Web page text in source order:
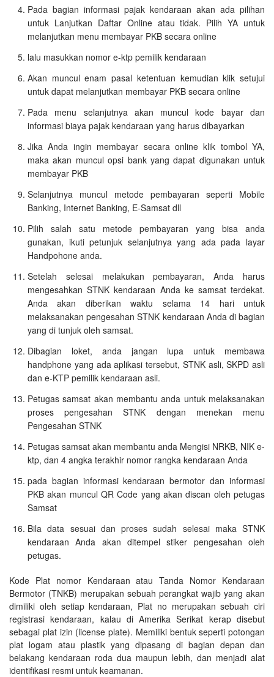
Pada bagian informasi pajak kendaraan akan ada pilihan
untuk Lanjutkan Daftar Online atau tidak. Pilih YA untuk
melanjutkan menu membayar PKB secara online
lalu masukkan nomor e-ktp pemilik kendaraan
Akan muncul enam pasal ketentuan kemudian klik setujui
untuk dapat melanjutkan membayar PKB secara online
Pada menu selanjutnya akan muncul kode bayar dan
informasi biaya pajak kendaraan yang harus dibayarkan
Jika Anda ingin membayar secara online klik tombol YA,
maka akan muncul opsi bank yang dapat digunakan untuk
membayar PKB
Selanjutnya muncul metode pembayaran seperti Mobile
Banking, Internet Banking, E-Samsat dll
Pilih salah satu metode pembayaran yang bisa anda
gunakan, ikuti petunjuk selanjutnya yang ada pada layar
Handpohone anda.
Setelah selesai melakukan pembayaran, Anda harus
mengesahkan STNK kendaraan Anda ke samsat terdekat.
Anda akan diberikan waktu selama 14 hari untuk
melaksanakan pengesahan STNK kendaraan Anda di bagian
yang di tunjuk oleh samsat.
Dibagian loket, anda jangan lupa untuk membawa
handphone yang ada aplikasi tersebut, STNK asli, SKPD asli
dan e-KTP pemilik kendaraan asli.
Petugas samsat akan membantu anda untuk melaksanakan
proses pengesahan STNK dengan menekan menu
Pengesahan STNK
Petugas samsat akan membantu anda Mengisi NRKB, NIK e-
ktp, dan 4 angka terakhir nomor rangka kendaraan Anda
pada bagian informasi kendaraan bermotor dan informasi
PKB akan muncul QR Code yang akan discan oleh petugas
Samsat
Bila data sesuai dan proses sudah selesai maka STNK
kendaraan Anda akan ditempel stiker pengesahan oleh
petugas.
Kode Plat nomor Kendaraan atau Tanda Nomor Kendaraan
Bermotor (TNKB) merupakan sebuah perangkat wajib yang akan
dimiliki oleh setiap kendaraan, Plat no merupakan sebuah ciri
registrasi kendaraan, kalau di Amerika Serikat kerap disebut
sebagai plat izin (license plate). Memiliki bentuk seperti potongan
plat logam atau plastik yang dipasang di bagian depan dan
belakang kendaraan roda dua maupun lebih, dan menjadi alat
identifikasi resmi untuk keamanan.